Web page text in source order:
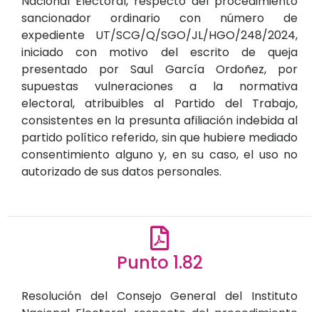
sancionador ordinario con número de
expediente UT/SCG/Q/SGO/JL/HGO/248/2024,
iniciado con motivo del escrito de queja
presentado por Saul García Ordoñez, por
supuestas vulneraciones a la normativa
electoral, atribuibles al Partido del Trabajo,
consistentes en la presunta afiliación indebida al
partido político referido, sin que hubiere mediado
consentimiento alguno y, en su caso, el uso no
autorizado de sus datos personales.
Punto 1.82
Resolución del Consejo General del Instituto